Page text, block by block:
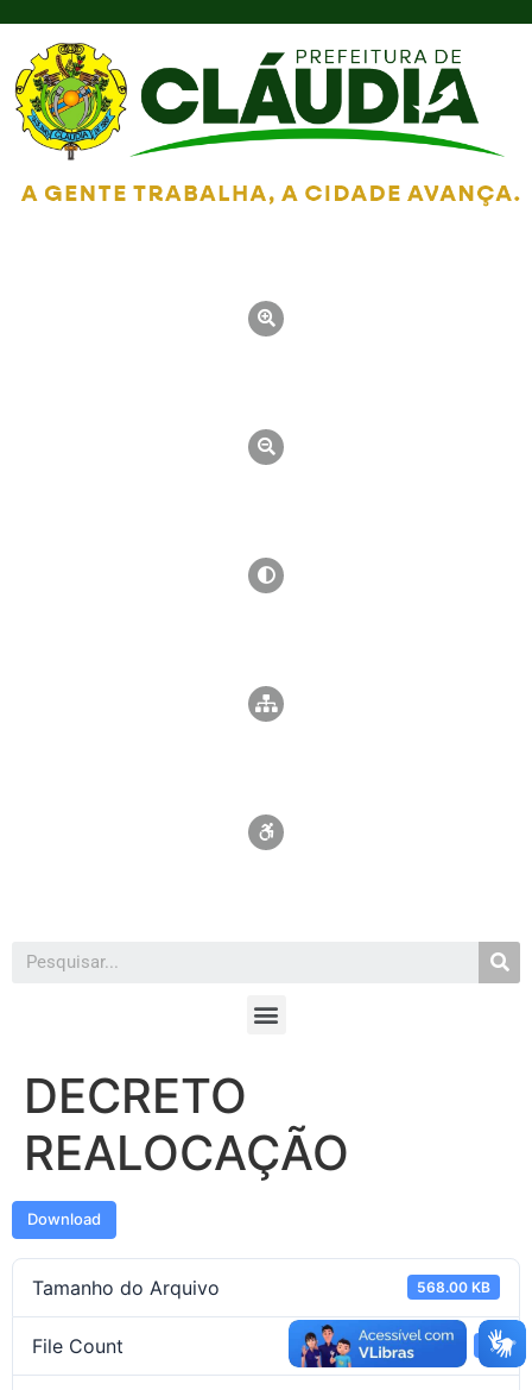
DECRETO
REALOCAÇÃO
Download
Tamanho do Arquivo 568.00 KB
File Count 1